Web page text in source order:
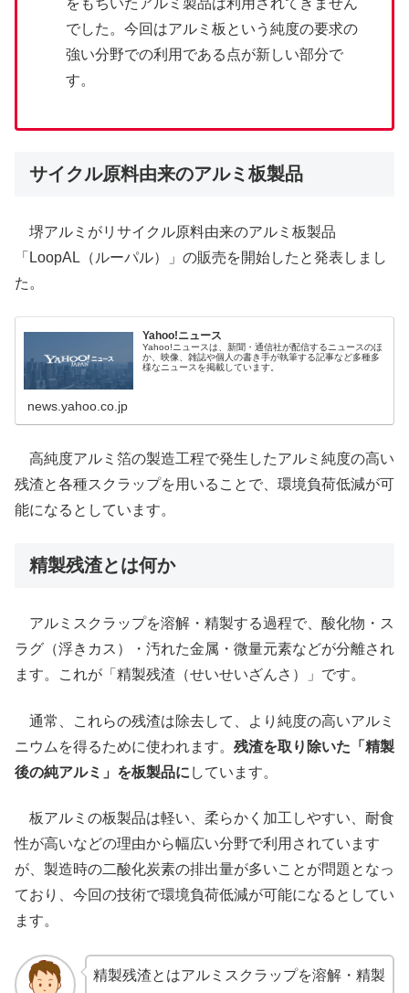
でした。今回はアルミ板という純度の要求の
強い分野での利用である点が新しい部分で
す。
サイクル原料由来のアルミ板製品
堺アルミがリサイクル原料由来のアルミ板製品
「LoopAL（ルーパル）」の販売を開始したと発表しまし
た。
Yahoo!ニュース
Yahoo!ニュースは、新聞・通信社が配信するニュースのほ
か、映像、雑誌や個人の書き手が執筆する記事など多種多
様なニュースを掲載しています。
news.yahoo.co.jp
高純度アルミ箔の製造工程で発生したアルミ純度の高い
残渣と各種スクラップを用いることで、環境負荷低減が可
能になるとしています。
精製残渣とは何か
アルミスクラップを溶解・精製する過程で、酸化物・ス
ラグ（浮きカス）・汚れた金属・微量元素などが分離され
ます。これが「精製残渣（せいせいざんさ）」です。
通常、これらの残渣は除去して、より純度の高いアルミ
ニウムを得るために使われます。 残渣を取り除いた「精製
後の純アルミ」を板製品に しています。
板アルミの板製品は軽い、柔らかく加工しやすい、耐食
性が高いなどの理由から幅広い分野で利用されています
が、製造時の二酸化炭素の排出量が多いことが問題となっ
ており、今回の技術で環境負荷低減が可能になるとしてい
ます。
精製残渣とはアルミスクラップを溶解・精製